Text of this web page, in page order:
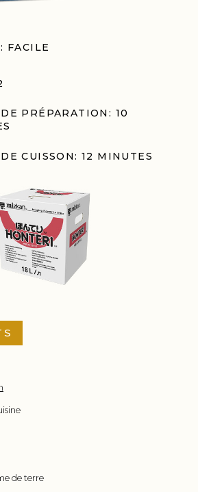
FACILE
PRÉPARATION: 10
CUISSON: 12 MINUTES
de terre